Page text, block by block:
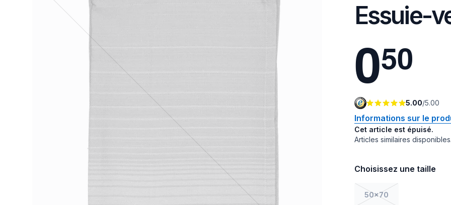
Essuie-
050
5.00/5.00
Informations sur le
Cet article est épuisé.
Articles similaires disponibles.
Choisissez une taille
50x70